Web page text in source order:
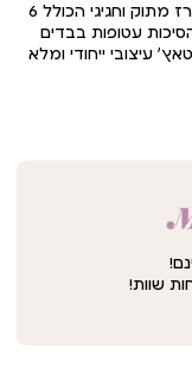
המראה של הקטנטנות (או את שלך!) עם מארז מתוק וחגיגי הכולל 6
עטופות בבדים
עיצובי ייחודי ומלא
שוות!